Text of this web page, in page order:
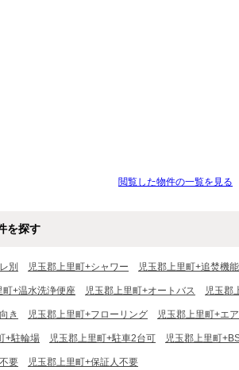
閲覧した物件の一覧を見る
を探す
別 児玉郡上里町+シャワー 児玉郡上里町+追焚機
町+温水洗浄便座 児玉郡上里町+オートバス 児玉郡
き 児玉郡上里町+フローリング 児玉郡上里町+エ
+駐輪場 児玉郡上里町+駐車2台可 児玉郡上里町
要 児玉郡上里町+保証人不要